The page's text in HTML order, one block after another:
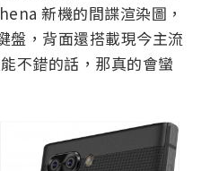
新機的間諜渲染圖，
盤，背面還搭載現今主流
不錯的話，那真的會蠻